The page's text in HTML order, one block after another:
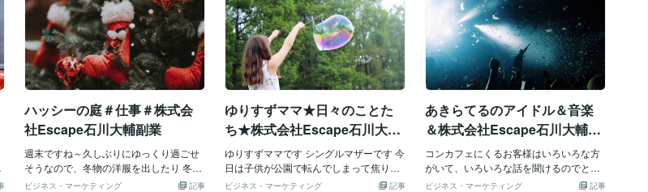
ハッシーの庭＃仕事＃株式会
社Escape石川大輔副業
週末ですね～久しぶりにゆっくり過ごせ
そうなので、冬物の洋服を出したり 冬支
度ですかねぇ 合間で株式会社Escapeの記事
ビジネス・マーケティング
ゆりすずママ★日々のことた
ち★株式会社Escape石川大輔
さんの副業収入のこと２日目
ゆりすずママです シングルマザーです 今
日は子供が公園で転んでしまって焦りま
した でも大きなケガをしなかったのでほ
記事
ビジネス・マーケティング
あきらてるのアイドル＆音楽
＆株式会社Escape石川大輔副
業♪
コンカフェにくるお客様はいろいろな方
がいて、いろいろな話を聞けるのでとて
も楽しいです！ いろいろな職業の方で、
記事
ビジネス・マーケティング